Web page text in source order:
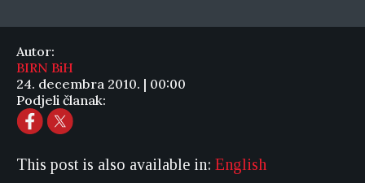
Autor:
BIRN BiH
24. decembra 2010. | 00:00
Podjeli članak:
This post is also available in: English